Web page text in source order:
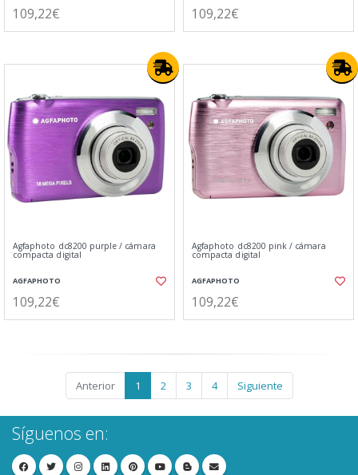
109,22€ 109,22€
Agfaphoto dc8200 purple / cámara
compacta digital
AGFAPHOTO
109,22€
Agfaphoto dc8200 pink / cámara
compacta digital
AGFAPHOTO
109,22€
Anterior 1 2 3 4 Siguiente
Síguenos en: